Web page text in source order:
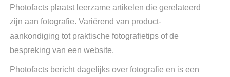
Photofacts plaatst leerzame artikelen die gerelateerd
zijn aan fotografie. Variërend van product-
aankondiging tot praktische fotografietips of de
bespreking van een website.
Photofacts bericht dagelijks over fotografie en is een